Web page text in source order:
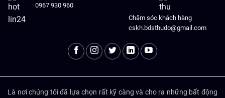
0967 930 960
Chăm sóc khách hàng
cskh.bdsthudo@gmail.com
Là nơi chúng tôi đã lựa chọn rất kỹ càng và cho ra những bất động